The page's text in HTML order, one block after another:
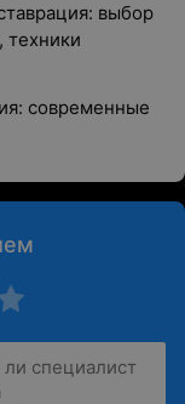
выбор
техники
современные